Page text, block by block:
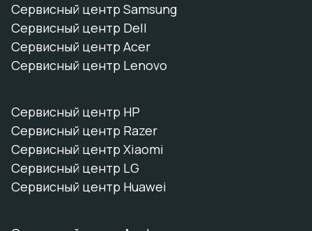
Сервисный центр Samsung
Сервисный центр Dell
Сервисный центр Acer
Сервисный центр Lenovo
Сервисный центр HP
Сервисный центр Razer
Сервисный центр Xiaomi
Сервисный центр LG
Сервисный центр Huawei